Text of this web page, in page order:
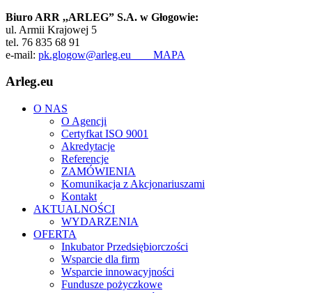
Biuro ARR ,,ARLEG” S.A. w Głogowie:
ul. Armii Krajowej 5
tel. 76 835 68 91
e-mail: pk.glogow@arleg.eu MAPA
Arleg.eu
O NAS
O Agencji
Certyfkat ISO 9001
Akredytacje
Referencje
ZAMÓWIENIA
Komunikacja z Akcjonariuszami
Kontakt
AKTUALNOŚCI
WYDARZENIA
OFERTA
Inkubator Przedsiębiorczości
Wsparcie dla firm
Wsparcie innowacyjności
Fundusze pożyczkowe